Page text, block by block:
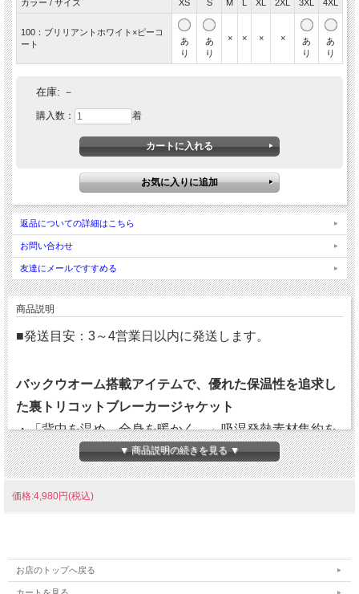
カラー / サイズ XS S M XL 2XL 3XL 4XL
100：ブリリアントホワイト×ピーコ
ート
あ
り
あ
り
× × × ×
あ
り
あ
り
在庫: －
購入数： 着
返品についての詳細はこちら
お問い合わせ
友達にメールですすめる
商品説明
■発送目安：3～4営業日以内に発送します。
バックウオーム搭載アイテムで、優れた保温性を追求し
た裏トリコットブレーカージャケット
・「背中を温め、全身を暖かく。」吸湿発熱素材集約を
熱感知センサーのある背中に配置することで、体全体を
暖かく感じさせるBACKWARM構造を採用。
・背ベンチレーション仕様
●サイズ（ユニセックス）：S・M・L・XL・2XL・3XL・4XL
▼ 商品説明の続きを見る ▼
価格:4,980円(税込)
お店のトップへ戻る